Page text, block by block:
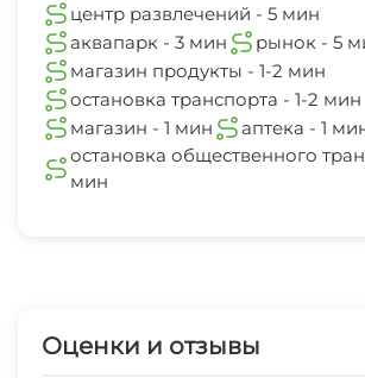
центр развлечений - 5 мин
аквапарк - 3 мин
рынок - 5
магазин продукты - 1-2 мин
остановка транспорта - 1-2 мин
магазин - 1 мин
аптека - 1
остановка общественного
мин
Оценки и отзывы